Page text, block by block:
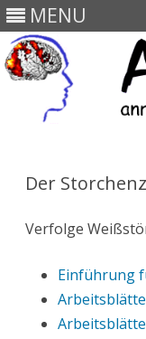
MENU
Der
Verfolge
Einführung